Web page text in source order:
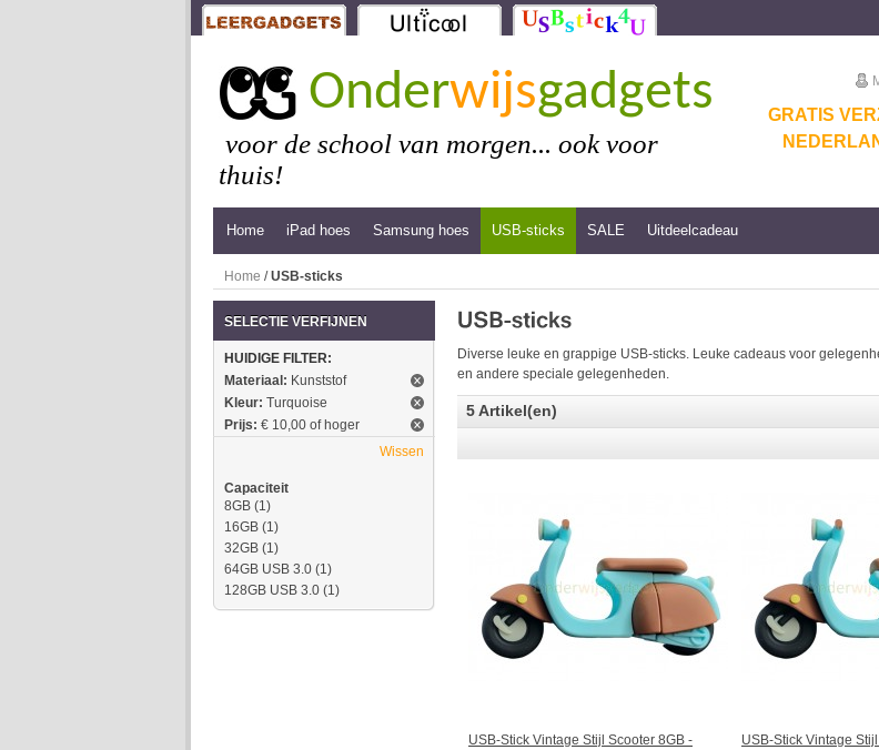
Onderwijsgadgets
voor de school van morgen... ook voor
thuis!
GRATIS
Home iPad hoes Samsung hoes USB-sticks SALE Uitdeelcadeau
Home /USB-sticks
Diverse leuke en grappige USB-sticks. Leuke cadeaus voor
en andere speciale gelegenheden.
5 Artikel(en)
USB-Stick Vintage Stijl Scooter 8GB -
USB-Stick Vintage
SELECTIE VERFIJNEN
HUIDIGE FILTER:
Materiaal: Kunststof
Kleur: Turquoise
Prijs: € 10,00 of hoger
Wissen
Capaciteit
8GB (1)
16GB (1)
32GB (1)
64GB USB 3.0 (1)
128GB USB 3.0 (1)